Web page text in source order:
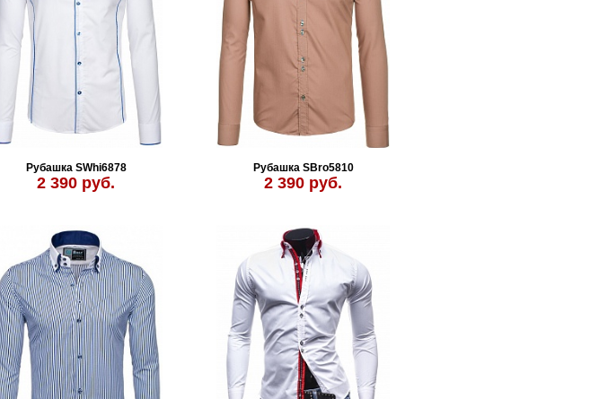
Рубашка SWhi6878
2 390 руб.
Рубашка SBro5810
2 390 руб.